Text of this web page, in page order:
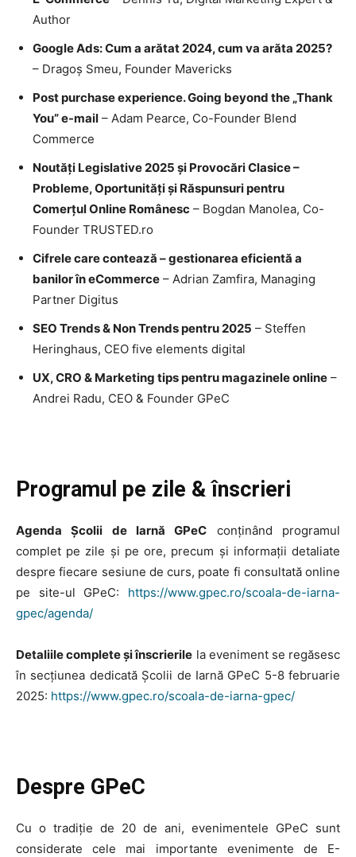
Author
Google Ads: Cum a arătat 2024, cum va arăta 2025?
– Dragoș Smeu, Founder Mavericks
Post purchase experience. Going beyond the „Thank
You” e-mail – Adam Pearce, Co-Founder Blend
Commerce
Noutăți Legislative 2025 și Provocări Clasice –
Probleme, Oportunități și Răspunsuri pentru
Comerțul Online Românesc – Bogdan Manolea, Co-
Founder TRUSTED.ro
Cifrele care contează – gestionarea eficientă a
banilor în eCommerce – Adrian Zamfira, Managing
Partner Digitus
SEO Trends & Non Trends pentru 2025 – Steffen
Heringhaus, CEO five elements digital
UX, CRO & Marketing tips pentru magazinele online –
Andrei Radu, CEO & Founder GPeC
Programul pe zile & înscrieri
Agenda Școlii de Iarnă GPeC conținând programul
complet pe zile și pe ore, precum și informații detaliate
despre fiecare sesiune de curs, poate fi consultată online
pe site-ul GPeC: https://www.gpec.ro/scoala-de-iarna-
gpec/agenda/
Detaliile complete și înscrierile la eveniment se regăsesc
în secțiunea dedicată Școlii de Iarnă GPeC 5-8 februarie
2025: https://www.gpec.ro/scoala-de-iarna-gpec/
Despre GPeC
Cu o tradiție de 20 de ani, evenimentele GPeC sunt
considerate cele mai importante evenimente de E-